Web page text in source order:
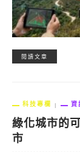
閱讀文章
科技專欄 資
綠化城市的
市